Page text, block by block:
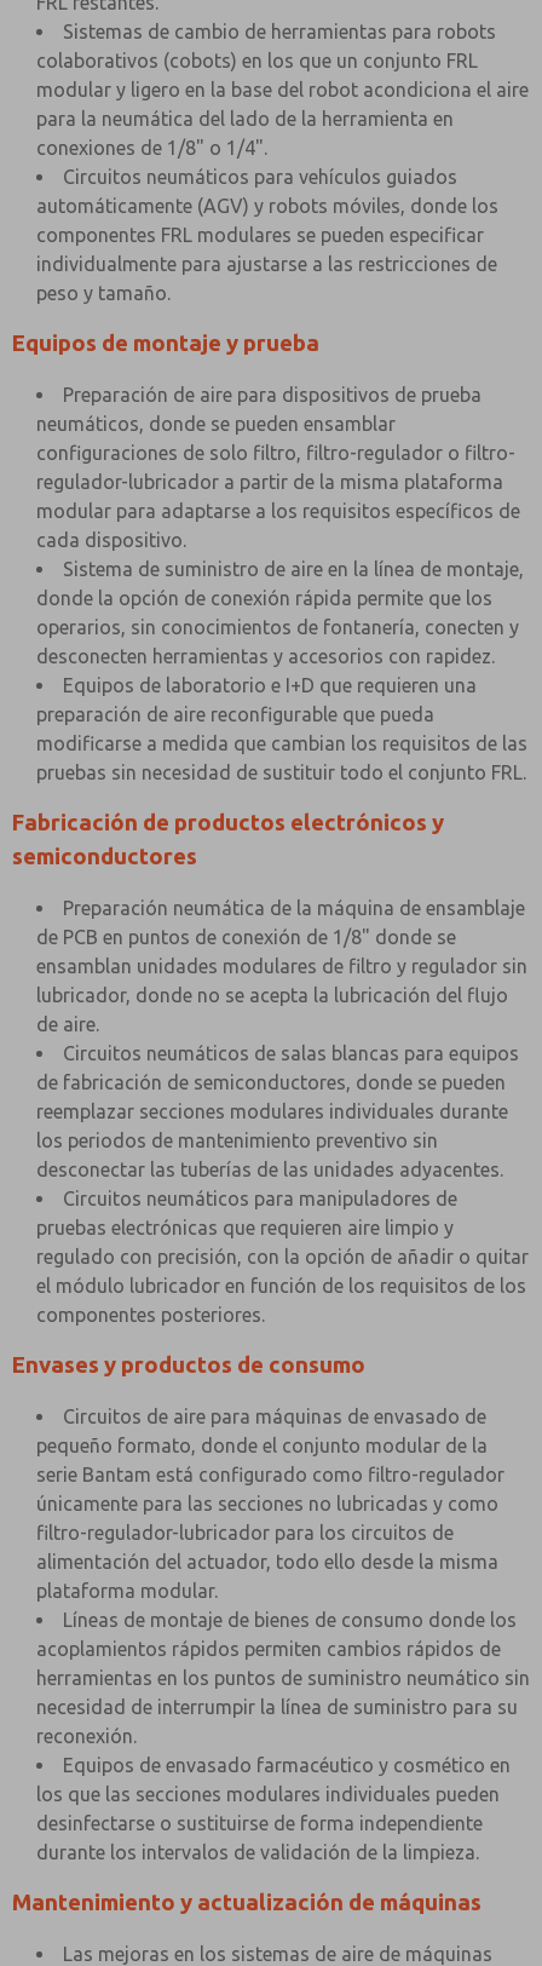
Sistemas de cambio de herramientas para robots
colaborativos (cobots) en los que un conjunto FRL
modular y ligero en la base del robot acondiciona el aire
para la neumática del lado de la herramienta en
conexiones de 1/8" o 1/4".
Circuitos neumáticos para vehículos guiados
automáticamente (AGV) y robots móviles, donde los
componentes FRL modulares se pueden especificar
individualmente para ajustarse a las restricciones de
peso y tamaño.
Equipos de montaje y prueba
Preparación de aire para dispositivos de prueba
neumáticos, donde se pueden ensamblar
configuraciones de solo filtro, filtro-regulador o filtro-
regulador-lubricador a partir de la misma plataforma
modular para adaptarse a los requisitos específicos de
cada dispositivo.
Sistema de suministro de aire en la línea de montaje,
donde la opción de conexión rápida permite que los
operarios, sin conocimientos de fontanería, conecten y
desconecten herramientas y accesorios con rapidez.
Equipos de laboratorio e I+D que requieren una
preparación de aire reconfigurable que pueda
modificarse a medida que cambian los requisitos de las
pruebas sin necesidad de sustituir todo el conjunto FRL.
Fabricación de productos electrónicos y
semiconductores
Preparación neumática de la máquina de ensamblaje
de PCB en puntos de conexión de 1/8" donde se
ensamblan unidades modulares de filtro y regulador sin
lubricador, donde no se acepta la lubricación del flujo
de aire.
Circuitos neumáticos de salas blancas para equipos
de fabricación de semiconductores, donde se pueden
reemplazar secciones modulares individuales durante
los periodos de mantenimiento preventivo sin
desconectar las tuberías de las unidades adyacentes.
Circuitos neumáticos para manipuladores de
pruebas electrónicas que requieren aire limpio y
regulado con precisión, con la opción de añadir o quitar
el módulo lubricador en función de los requisitos de los
componentes posteriores.
Envases y productos de consumo
Circuitos de aire para máquinas de envasado de
pequeño formato, donde el conjunto modular de la
serie Bantam está configurado como filtro-regulador
únicamente para las secciones no lubricadas y como
filtro-regulador-lubricador para los circuitos de
alimentación del actuador, todo ello desde la misma
plataforma modular.
Líneas de montaje de bienes de consumo donde los
acoplamientos rápidos permiten cambios rápidos de
herramientas en los puntos de suministro neumático sin
necesidad de interrumpir la línea de suministro para su
reconexión.
Equipos de envasado farmacéutico y cosmético en
los que las secciones modulares individuales pueden
desinfectarse o sustituirse de forma independiente
durante los intervalos de validación de la limpieza.
Mantenimiento y actualización de máquinas
Las mejoras en los sistemas de aire de máquinas